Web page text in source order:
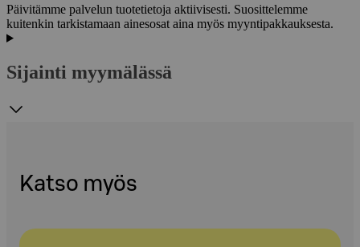
Päivitämme palvelun tuotetietoja aktiivisesti. Suosittelemme
kuitenkin tarkistamaan ainesosat aina myös myyntipakkauksesta.
Sijainti myymälässä
Katso myös